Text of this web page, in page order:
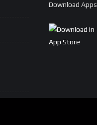
Download Apps